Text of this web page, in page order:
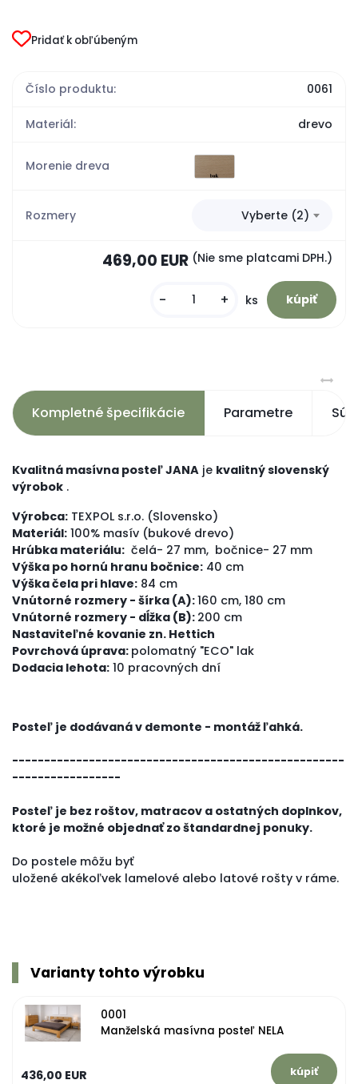
Pridať k obľúbeným
Číslo produktu: 0061
Materiál: drevo
Morenie dreva
Rozmery Vyberte (2)
469,00 EUR (Nie sme platcami DPH.)
- + ks
Kompletné špecifikácie Parametre
Kvalitná masívna posteľ JANA je kvalitný slovenský
výrobok .
Výrobca: TEXPOL s.r.o. (Slovensko)
Materiál: 100% masív (bukové drevo)
Hrúbka materiálu: čelá- 27 mm, bočnice- 27 mm
Výška po hornú hranu bočnice: 40 cm
Výškačela pri hlave: 84 cm
Vnútorné rozmery - šírka (A):160 cm, 180 cm
Vnútorné rozmery - dĺžka (B): 200 cm
Nastaviteľné kovanie zn. Hettich
Povrchová úprava: polomatný "ECO" lak
Dodacia lehota: 10 pracovných dní
Posteľ je dodávaná v demonte - montáž ľahká.
----------------------------------------------------
-----------------
Posteľ je bez roštov, matracov a ostatných doplnkov,
ktoré je možné objednať zo štandardnej ponuky.
Do postele môžu byť
uložené akékoľvek lamelové alebo latové rošty v ráme.
Varianty tohto výrobku
0001
Manželská masívna posteľ NELA
436,00 EUR